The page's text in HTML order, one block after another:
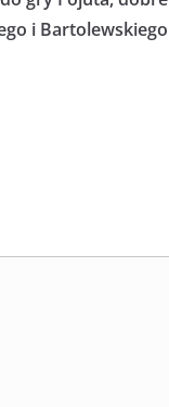
i Bartolewskiego